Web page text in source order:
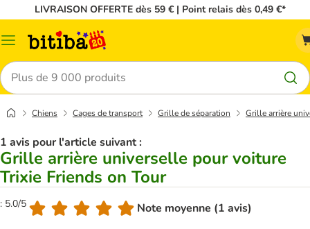
LIVRAISON OFFERTE dès 59 € | Point relais dès 0,49 €*
Menu
Rechercher
Chiens Cages de transport Grille de séparation Grille arrière
1 avis pour l'article suivant :
Grille arrière universelle pour voiture
Trixie Friends on Tour
: 5.0/5 Note moyenne (1 avis)